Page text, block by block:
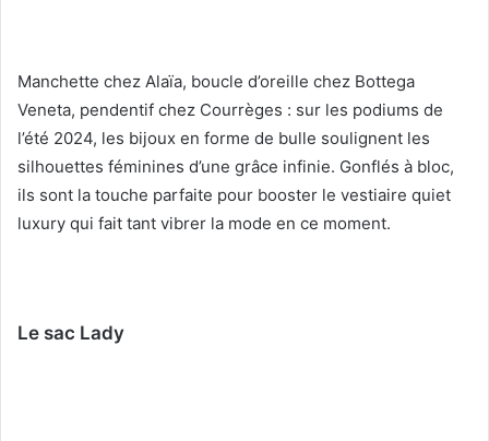
Manchette chez Alaïa, boucle d’oreille chez Bottega
Veneta, pendentif chez Courrèges : sur les podiums de
l’été 2024, les bijoux en forme de bulle soulignent les
silhouettes féminines d’une grâce infinie. Gonflés à bloc,
ils sont la touche parfaite pour booster le vestiaire quiet
luxury qui fait tant vibrer la mode en ce moment.
Le sac Lady